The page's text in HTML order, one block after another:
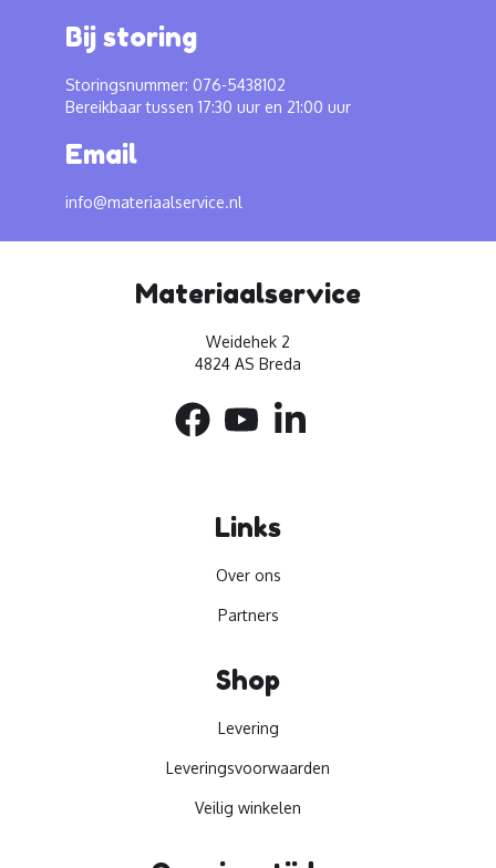
Bij storing
Storingsnummer: 076-5438102
Bereikbaar tussen 17:30 uur en 21:00 uur
Email
info@materiaalservice.nl
Materiaalservice
Weidehek 2
4824 AS Breda
Links
Over ons
Partners
Shop
Levering
Leveringsvoorwaarden
Veilig winkelen